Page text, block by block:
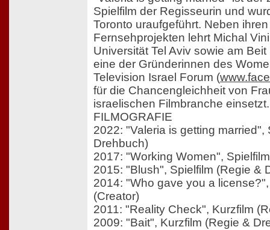
Spielfilm der Regisseurin und
Toronto uraufgeführt. Neben
Fernsehprojekten lehrt Michal
Universität Tel Aviv sowie am
eine der Gründerinnen des
Television Israel Forum (
für die Chancengleichheit von
israelischen Filmbranche einsetzt.
FILMOGRAFIE
2022: "Valeria is getting married",
Drehbuch)
2017: "Working Women",
2015: "Blush", Spielfilm (Regie &
2014: "Who gave you a
(Creator)
2011: "Reality Check", Kurzfilm
2009: "Bait", Kurzfilm (Regie &